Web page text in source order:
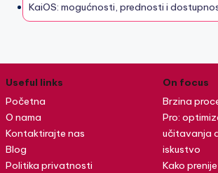
KaiOS: mogućnosti, prednosti i
Useful links
Početna
O nama
Kontaktirajte nas
Blog
Politika privatnosti
On focus
Brzina
Pro:
učitavanja
iskustvo
Kako